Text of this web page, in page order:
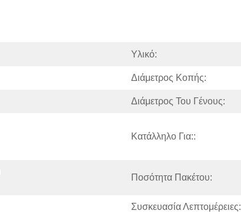
Υλικό:
Διάμετρος Κοπής:
Διάμετρος Του Γένους:
Κατάλληλο Για::
Ποσότητα Πακέτου:
Συσκευασία Λεπτομέρειες: